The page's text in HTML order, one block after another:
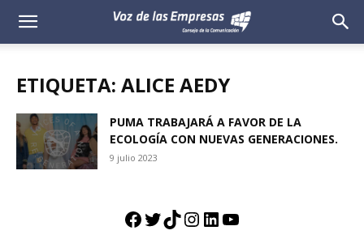
Voz
Empresas
ETIQUETA: ALICE AEDY
PUMA TRABAJARÁ A FAVOR DE LA
ECOLOGÍA CON NUEVAS GENERACIONES.
9 julio 2023
Facebook
Twitter
TikTok
Instagram
LinkedIn
YouTube